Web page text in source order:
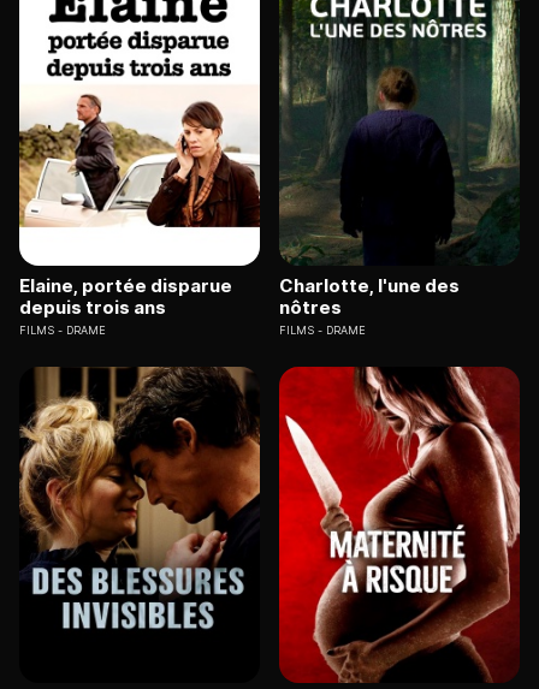
Elaine, portée disparue
depuis trois ans
FILMS DRAME
Charlotte, l'une des
nôtres
FILMS DRAME